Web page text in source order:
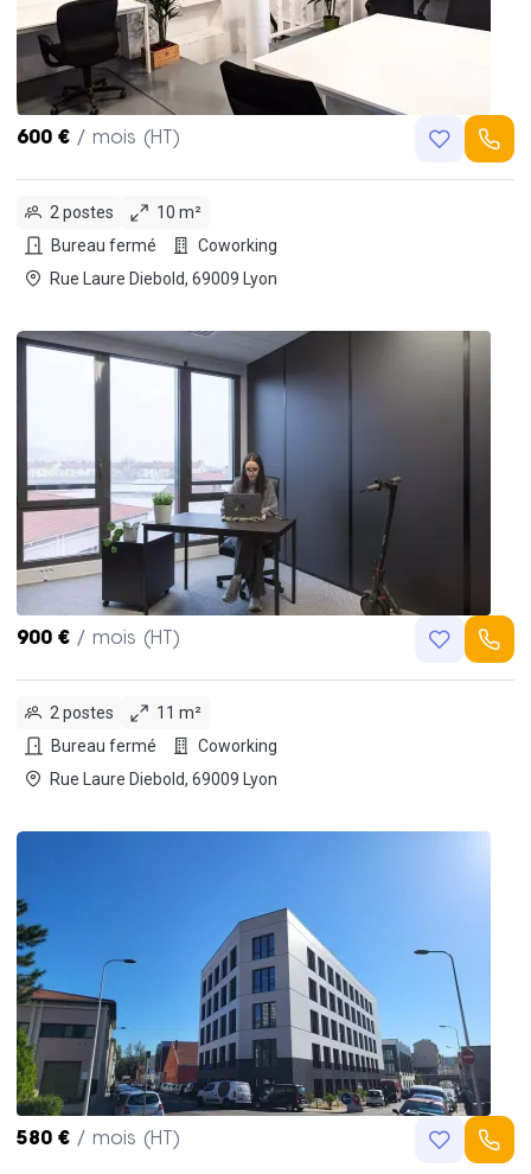
600 € / mois (HT)
2 postes
10 m²
Bureau fermé
Coworking
Rue Laure Diebold, 69009 Lyon
900 € / mois (HT)
2 postes
11 m²
Bureau fermé
Coworking
Rue Laure Diebold, 69009 Lyon
580 € / mois (HT)